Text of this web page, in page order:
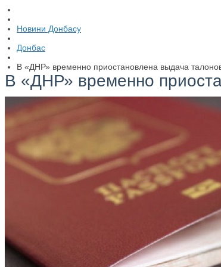
Новини Донбасу
Донбас
В «ДНР» временно приостановлена выдача
В «ДНР» временно